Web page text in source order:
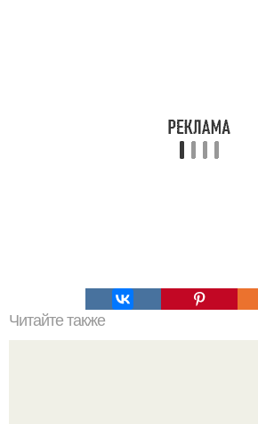
Читайте также